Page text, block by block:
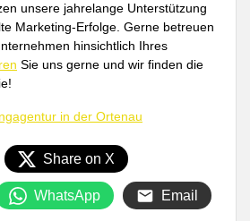
unsere jahrelange Unterstützung
Marketing-Erfolge. Gerne betreuen
hinsichtlich Ihres
Sie uns gerne und wir finden die
in der Ortenau
Share on X
WhatsApp Email